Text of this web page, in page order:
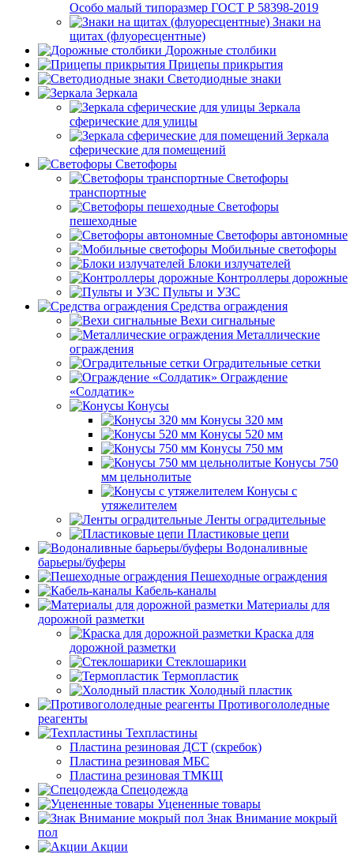
Особо малый типоразмер ГОСТ Р 58398-2019
Знаки на
щитах (флуоресцентные)
Дорожные столбики
Прицепы прикрытия
Светодиодные знаки
Зеркала
Зеркала
сферические для улицы
Зеркала
сферические для помещений
Светофоры
Светофоры
транспортные
Светофоры
пешеходные
Светофоры автономные
Мобильные светофоры
Блоки излучателей
Контроллеры дорожные
Пульты и УЗС
Средства ограждения
Вехи сигнальные
Металлические
ограждения
Оградительные сетки
Ограждение
«Солдатик»
Конусы
Конусы 320 мм
Конусы 520 мм
Конусы 750 мм
Конусы 750
мм цельнолитые
Конусы с
утяжелителем
Ленты оградительные
Пластиковые цепи
Водоналивные
барьеры/буферы
Пешеходные ограждения
Кабель-каналы
Материалы для
дорожной разметки
Краска для
дорожной разметки
Стеклошарики
Термопластик
Холодный пластик
Противогололедные
реагенты
Техпластины
Пластина резиновая ДСТ (скребок)
Пластина резиновая МБС
Пластина резиновая ТМКЩ
Спецодежда
Уцененные товары
Знак Внимание мокрый
пол
Акции